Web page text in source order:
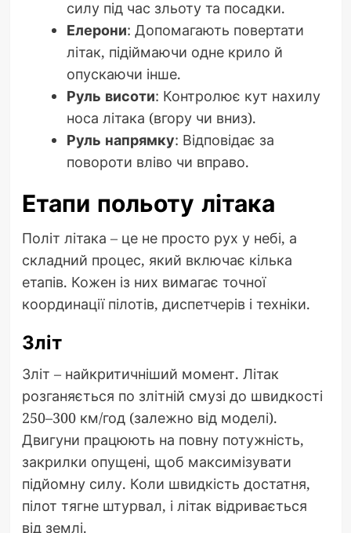
силу під час зльоту та посадки.
Елерони: Допомагають повертати
літак, підіймаючи одне крило й
опускаючи інше.
Руль висоти: Контролює кут нахилу
носа літака (вгору чи вниз).
Руль напрямку: Відповідає за
повороти вліво чи вправо.
Етапи польоту літака
Політ літака – це не просто рух у небі, а
складний процес, який включає кілька
етапів. Кожен із них вимагає точної
координації пілотів, диспетчерів і техніки.
Зліт
Зліт – найкритичніший момент. Літак
розганяється по злітній смузі до швидкості
250–300 км/год (залежно від моделі).
Двигуни працюють на повну потужність,
закрилки опущені, щоб максимізувати
підйомну силу. Коли швидкість достатня,
пілот тягне штурвал, і літак відривається
від землі.